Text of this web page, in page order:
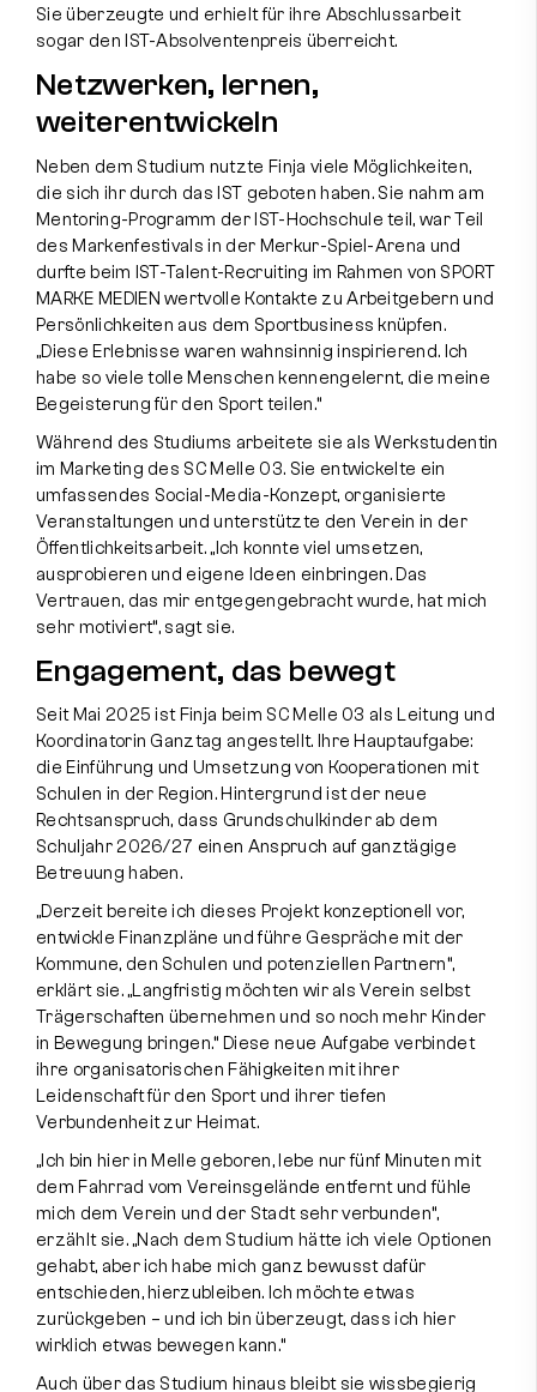
Sie überzeugte und erhielt für ihre Abschlussarbeit
sogar den IST-Absolventenpreis überreicht.
Netzwerken, lernen,
weiterentwickeln
Neben dem Studium nutzte Finja viele Möglichkeiten,
die sich ihr durch das IST geboten haben. Sie nahm am
Mentoring-Programm der IST-Hochschule teil, war Teil
des Markenfestivals in der Merkur-Spiel-Arena und
durfte beim IST-Talent-Recruiting im Rahmen von SPORT
MARKE MEDIEN wertvolle Kontakte zu Arbeitgebern und
Persönlichkeiten aus dem Sportbusiness knüpfen.
„Diese Erlebnisse waren wahnsinnig inspirierend. Ich
habe so viele tolle Menschen kennengelernt, die meine
Begeisterung für den Sport teilen.“
Während des Studiums arbeitete sie als Werkstudentin
im Marketing des SC Melle 03. Sie entwickelte ein
umfassendes Social-Media-Konzept, organisierte
Veranstaltungen und unterstützte den Verein in der
Öffentlichkeitsarbeit. „Ich konnte viel umsetzen,
ausprobieren und eigene Ideen einbringen. Das
Vertrauen, das mir entgegengebracht wurde, hat mich
sehr motiviert“, sagt sie.
Engagement, das bewegt
Seit Mai 2025 ist Finja beim SC Melle 03 als Leitung und
Koordinatorin Ganztag angestellt. Ihre Hauptaufgabe:
die Einführung und Umsetzung von Kooperationen mit
Schulen in der Region. Hintergrund ist der neue
Rechtsanspruch, dass Grundschulkinder ab dem
Schuljahr 2026/27 einen Anspruch auf ganztägige
Betreuung haben.
„Derzeit bereite ich dieses Projekt konzeptionell vor,
entwickle Finanzpläne und führe Gespräche mit der
Kommune, den Schulen und potenziellen Partnern“,
erklärt sie. „Langfristig möchten wir als Verein selbst
Trägerschaften übernehmen und so noch mehr Kinder
in Bewegung bringen.“ Diese neue Aufgabe verbindet
ihre organisatorischen Fähigkeiten mit ihrer
Leidenschaft für den Sport und ihrer tiefen
Verbundenheit zur Heimat.
„Ich bin hier in Melle geboren, lebe nur fünf Minuten mit
dem Fahrrad vom Vereinsgelände entfernt und fühle
mich dem Verein und der Stadt sehr verbunden“,
erzählt sie. „Nach dem Studium hätte ich viele Optionen
gehabt, aber ich habe mich ganz bewusst dafür
entschieden, hierzubleiben. Ich möchte etwas
zurückgeben – und ich bin überzeugt, dass ich hier
wirklich etwas bewegen kann.“
Auch über das Studium hinaus bleibt sie wissbegierig